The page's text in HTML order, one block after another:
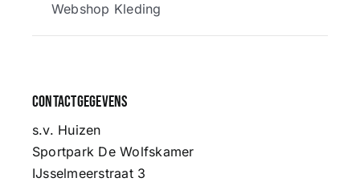
Webshop Kleding
Contactgegevens
s.v. Huizen
Sportpark De Wolfskamer
IJsselmeerstraat 3